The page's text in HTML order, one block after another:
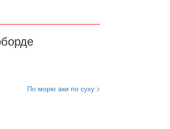
По морю аки по суху >